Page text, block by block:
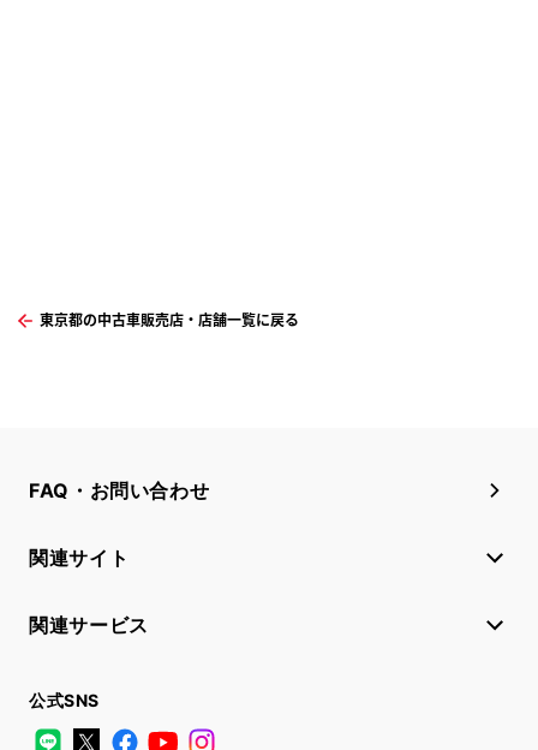
東京都の中古車販売店・店舗一覧に戻る
FAQ・お問い合わせ
関連サイト
関連サービス
公式SNS
LINE
X FacebookYouTube